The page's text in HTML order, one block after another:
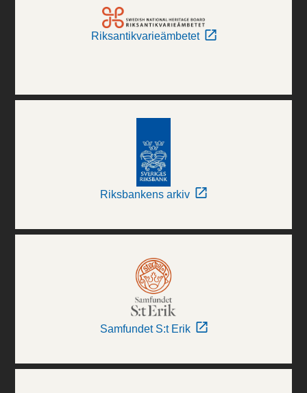
Riksantikvarieämbetet
Riksbankens arkiv
Samfundet S:t Erik